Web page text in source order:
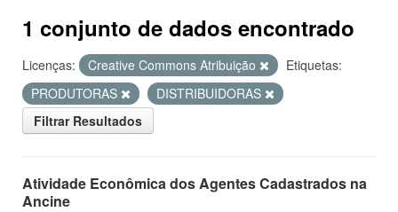
1 conjunto de dados encontrado
Licenças: Creative Commons Atribuição
Etiquetas:
PRODUTORAS
DISTRIBUIDORAS
Filtrar Resultados
Atividade Econômica dos Agentes Cadastrados na
Ancine